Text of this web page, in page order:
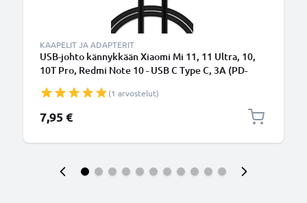
KAAPELIT JA ADAPTERIT
USB-johto kännykkään Xiaomi Mi 11, 11 Ultra, 10,
10T Pro, Redmi Note 10 - USB C Type C, 3A (PD-
(1 arvostelut)
7,95 €